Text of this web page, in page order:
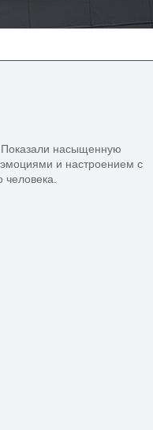
Показали насыщенную
и настроением с